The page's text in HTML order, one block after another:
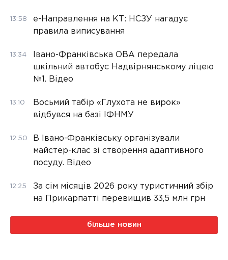
13:58
е-Направлення на КТ: НСЗУ нагадує
правила виписування
13:34
Івано-Франківська ОВА передала
шкільний автобус Надвірнянському ліцею
№1. Відео
13:10
Восьмий табір «Глухота не вирок»
відбувся на базі ІФНМУ
12:50
В Івано-Франківську організували
майстер-клас зі створення адаптивного
посуду. Відео
12:25
За сім місяців 2026 року туристичний збір
на Прикарпатті перевищив 33,5 млн грн
більше новин